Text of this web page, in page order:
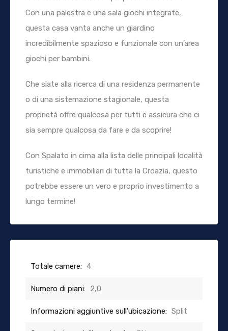
Con una palestra e una sala giochi integrate,
questa casa vanta anche un giardino
incredibilmente spazioso e funzionale con un’area
giochi per bambini.
Che siate alla ricerca di una residenza permanente
o di una sistemazione stagionale, questa
proprietà offre qualcosa per tutti e assicura che ci
sia sempre qualcosa da fare e da scoprire!
Con Spalato in cima alla lista delle principali località
turistiche e immobiliari di tutta la Croazia, questo
potrebbe essere un vero e proprio investimento a
lungo termine!
Totale camere: 4
Numero di piani: 2,0
Informazioni aggiuntive sull'ubicazione: Split